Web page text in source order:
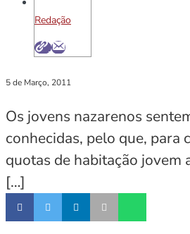
Redação
5 de Março, 2011
Os jovens nazarenos
conhecidas, pelo que, para
quotas de habitação jovem
[…]